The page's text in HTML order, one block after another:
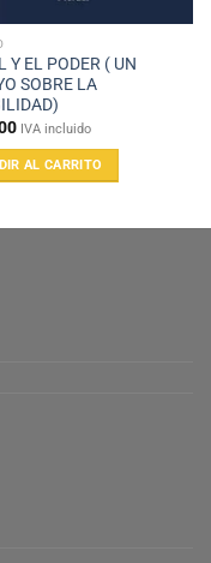
Y EL PODER ( UN
SOBRE LA
IVA incluido
AL CARRITO